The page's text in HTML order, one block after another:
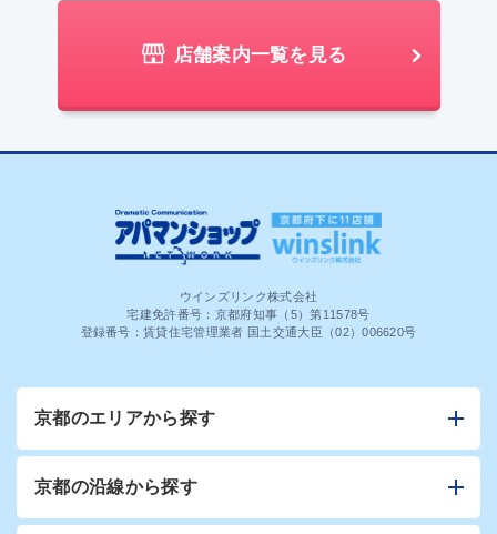
店舗案内一覧を見る
ウインズリンク株式会社
宅建免許番号：京都府知事（5）第11578号
登録番号：賃貸住宅管理業者 国土交通大臣（02）006620号
京都のエリアから探す
京都の沿線から探す